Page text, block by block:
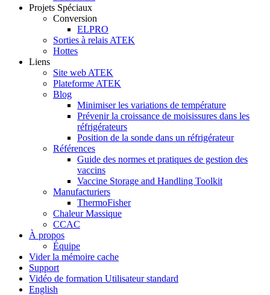
Projets Spéciaux
Conversion
ELPRO
Sorties à relais ATEK
Hottes
Liens
Site web ATEK
Plateforme ATEK
Blog
Minimiser les variations de température
Prévenir la croissance de moisissures dans les
réfrigérateurs
Position de la sonde dans un réfrigérateur
Références
Guide des normes et pratiques de gestion des
vaccins
Vaccine Storage and Handling Toolkit
Manufacturiers
ThermoFisher
Chaleur Massique
CCAC
À propos
Équipe
Vider la mémoire cache
Support
Vidéo de formation Utilisateur standard
English